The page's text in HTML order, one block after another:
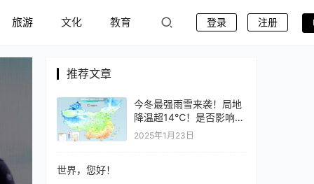
旅游 文化 教育 登录 注册
推荐文章
今冬最强雨雪来袭！局地
降温超14℃！是否影响春
运返乡？
2025年1月23日
世界，您好！